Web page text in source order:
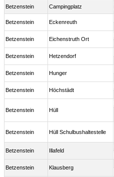
Betzenstein Campingplatz
Betzenstein Eckenreuth
Betzenstein Eichenstruth Ort
Betzenstein Hetzendorf
Betzenstein Hunger
Betzenstein Höchstädt
Betzenstein Hüll
Betzenstein Hüll Schulbushaltestelle
Betzenstein Illafeld
Betzenstein Klausberg